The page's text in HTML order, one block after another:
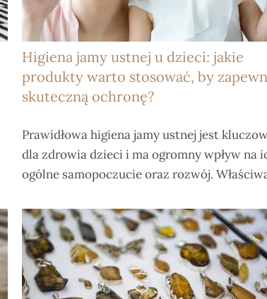
Higiena jamy ustnej u dzieci: jakie
produkty warto stosować, by
skuteczną ochronę?
Prawidłowa higiena jamy ustnej jest
dla zdrowia dzieci i ma ogromny wpływ na
ogólne samopoczucie oraz rozwój.